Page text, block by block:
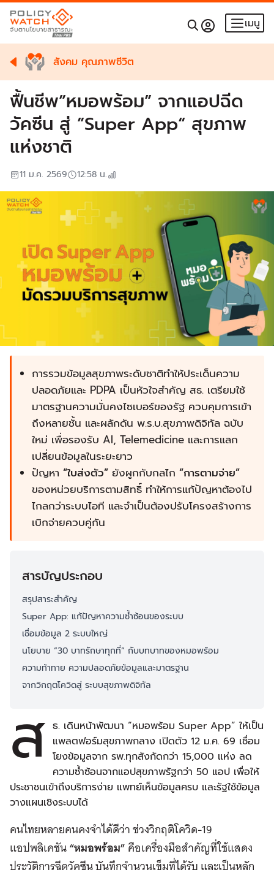
เมนู
สังคม คุณภาพชีวิต
ฟื้นชีพ”หมอพร้อม” จากแอปฉีด
วัคซีน สู่ ”Super App“ สุขภาพ
แห่งชาติ
11 ม.ค. 2569 12:58 น.
การรวมข้อมูลสุขภาพระดับชาติทำให้ประเด็นความ
ปลอดภัยและ PDPA เป็นหัวใจสำคัญ สธ. เตรียมใช้
มาตรฐานความมั่นคงไซเบอร์ของรัฐ ควบคุมการเข้า
ถึงหลายชั้น และผลักดัน พ.ร.บ.สุขภาพดิจิทัล ฉบับ
ใหม่ เพื่อรองรับ AI, Telemedicine และการแลก
เปลี่ยนข้อมูลในระยะยาว
ปัญหา “ใบส่งตัว” ยังผูกกับกลไก “การตามจ่าย”
ของหน่วยบริการตามสิทธิ์ ทำให้การแก้ปัญหาต้องไป
ไกลกว่าระบบไอที และจำเป็นต้องปรับโครงสร้างการ
เบิกจ่ายควบคู่กัน
สารบัญประกอบ
สรุปสาระสำคัญ
Super App: แก้ปัญหาความซ้ำซ้อนของระบบ
เชื่อมข้อมูล 2 ระบบใหญ่
นโยบาย “30 บาทรักษาทุกที่” กับบทบาทของหมอพร้อม
ความท้าทาย ความปลอดภัยข้อมูลและมาตรฐาน
จากวิกฤตโควิดสู่ ระบบสุขภาพดิจิทัล
ส ธ. เดินหน้าพัฒนา “หมอพร้อม Super App” ให้เป็น
แพลตฟอร์มสุขภาพกลาง เปิดตัว 12 ม.ค. 69 เชื่อม
โยงข้อมูลจาก รพ.ทุกสังกัดกว่า 15,000 แห่ง ลด
ความซ้ำซ้อนจากแอปสุขภาพรัฐกว่า 50 แอป เพื่อให้
ประชาชนเข้าถึงบริการง่าย แพทย์เห็นข้อมูลครบ และรัฐใช้ข้อมูล
วางแผนเชิงระบบได้
คนไทยหลายคนคงจำได้ดีว่า ช่วงวิกฤติโควิด-19
แอปพลิเคชัน“หมอพร้อม”คือเครื่องมือสำคัญที่ใช้แสดง
ประวัติการฉีดวัคซีน บันทึกจำนวนเข็มที่ได้รับ และเป็นหลัก